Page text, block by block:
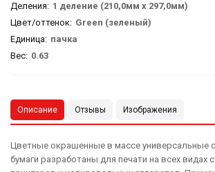
Деления: 1 деление (210,0мм х 297,0мм)
Цвет/оттенок: Green (зеленый)
Единица: пачка
Вес: 0.63
Описание Отзывы Изображения
Цветные окрашенные в массе универсальные
бумаги разработаны для печати на всех видах